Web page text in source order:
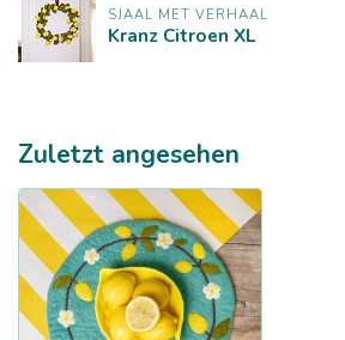
SJAAL MET VERHAAL
Kranz Citroen XL
Zuletzt angesehen